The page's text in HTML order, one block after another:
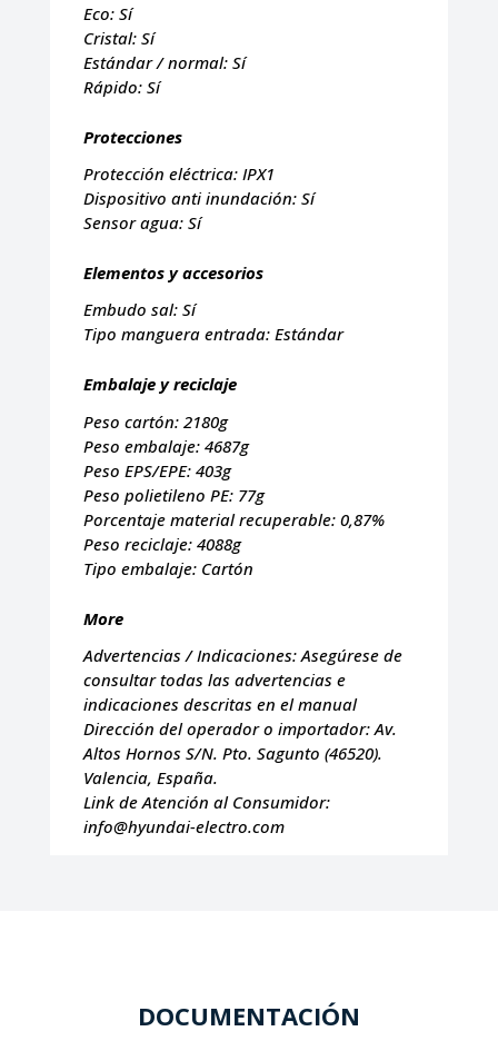
Eco: Sí
Cristal: Sí
Estándar / normal: Sí
Rápido: Sí
Protecciones
Protección eléctrica: IPX1
Dispositivo anti inundación: Sí
Sensor agua: Sí
Elementos y accesorios
Embudo sal: Sí
Tipo manguera entrada: Estándar
Embalaje y reciclaje
Peso cartón: 2180g
Peso embalaje: 4687g
Peso EPS/EPE: 403g
Peso polietileno PE: 77g
Porcentaje material recuperable: 0,87%
Peso reciclaje: 4088g
Tipo embalaje: Cartón
More
Advertencias / Indicaciones: Asegúrese de
consultar todas las advertencias e
indicaciones descritas en el manual
Dirección del operador o importador: Av.
Altos Hornos S/N. Pto. Sagunto (46520).
Valencia, España.
Link de Atención al Consumidor:
info@hyundai-electro.com
DOCUMENTACIÓN